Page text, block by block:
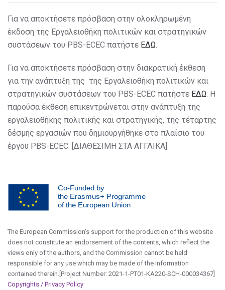
Για να αποκτήσετε πρόσβαση στην ολοκληρωμένη
έκδοση της Εργαλειοθήκη πολιτικών και στρατηγικών
συστάσεων του PBS-ECEC πατήστε ΕΔΩ
Για να αποκτήσετε πρόσβαση στην διακρατική έκθεση
για την ανάπτυξη της της Εργαλειοθήκη πολιτικών και
στρατηγικών συστάσεων του PBS-ECEC πατήστε ΕΔΩ . Η
παρούσα έκθεση επικεντρώνεται στην ανάπτυξη της
εργαλειοθήκης πολιτικής και στρατηγικής, της τέταρτης
δέσμης εργασιών που δημιουργήθηκε στο πλαίσιο του
έργου PBS-ECEC. [ΔΙΑΘΕΣΙΜΗ ΣΤΑ ΑΓΓΛΙΚΑ]
Co-Funded by
the Erasmus+ Programme
of the European Union
The European Commission’s support for the production of this website
does not constitute an endorsement of the contents, which reflect the
views only of the authors, and the Commission cannot be held
responsible for any use which may be made of the information
contained therein.[Project Number: 2021-1-PT01-KA220-SCH-000034367]
Copyrights / Privacy Policy